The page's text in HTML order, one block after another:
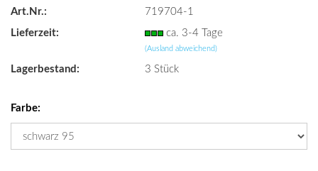
Art.Nr.:
719704-1
Lieferzeit:
ca. 3-4 Tage
(Ausland abweichend)
Lagerbestand: 3Stück
Farbe: